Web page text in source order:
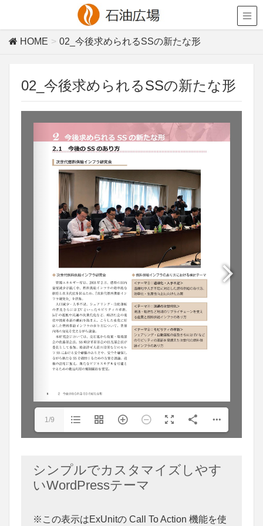
HOME 02_今後求められるSSの新たな形
02_今後求められるSSの新たな形
1/9
シンプルでカスタマイズしやす
いWordPressテーマ
※この表示はExUnitの Call To Action 機能を使